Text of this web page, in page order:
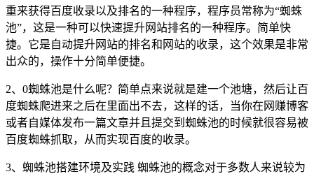
重来获得百度收录以及排名的一种程序，程序员常称为“蜘蛛
池”，这是一种可以快速提升网站排名的一种程序。简单快
捷。它是自动提升网站的排名和网站的收录，这个效果是非常
出众的，操作十分简单便捷。
2、0蜘蛛池是什么呢？简单点来说就是建一个池塘，然后让百
度蜘蛛爬进来之后在里面出不去，这样的话，当你在网赚博客
或者自媒体发布一篇文章并且提交到蜘蛛池的时候就很容易被
百度蜘蛛抓取，从而实现百度的收录。
3、蜘蛛池搭建环境及实践 蜘蛛池的概念对于多数人来说较为